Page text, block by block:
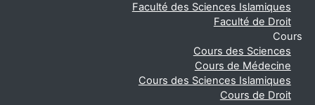
Faculté des Sciences Islamiques
Faculté de Droit
Cours
Cours des Sciences
Cours de Médecine
Cours des Sciences Islamiques
Cours de Droit